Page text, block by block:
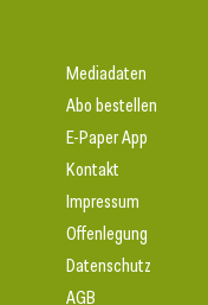
Mediadaten
Abo bestellen
E-Paper App
Kontakt
Impressum
Offenlegung
Datenschutz
AGB